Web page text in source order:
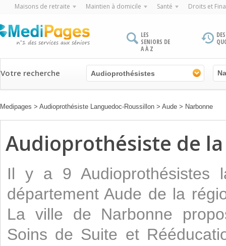
Maisons de retraite Maintien à domicile Santé Droits et
LES
SENIORS DE
A À Z
Votre recherche Audioprothésistes
Medipages > Audioprothésiste Languedoc-Roussillon > Aude > Narbonne
Audioprothésiste de
Il y a 9 Audioprothésistes
département Aude de la
La ville de Narbonne
Soins de Suite et